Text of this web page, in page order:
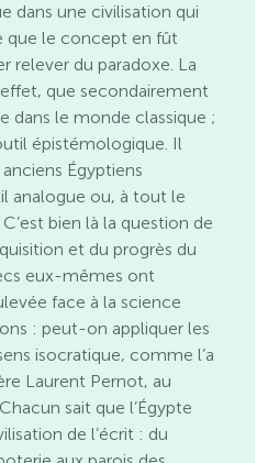
dans une civilisation qui
que le concept en fût
relever du paradoxe. La
que secondairement
dans le monde classique ;
épistémologique. Il
anciens Égyptiens
analogue ou, à tout le
bien là la question de
et du progrès du
eux-mêmes ont
face à la science
: peut-on appliquer les
isocratique, comme l’a
Laurent Pernot, au
sait que l’Égypte
de l’écrit : du